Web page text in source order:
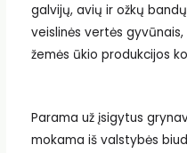
galvijų, avių ir ožkų
veislinės vertės
žemės ūkio produkcijos
Parama už įsigytus
mokama iš valstybės